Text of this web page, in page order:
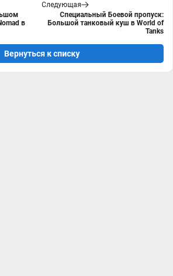
в
Следующая
Специальный Боевой пропуск:
Большой танковый куш в World of
Tanks
Вернуться к списку